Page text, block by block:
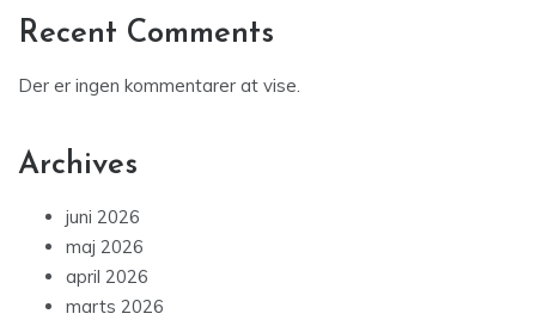
Recent Comments
Der er ingen kommentarer at vise.
Archives
juni 2026
maj 2026
april 2026
marts 2026